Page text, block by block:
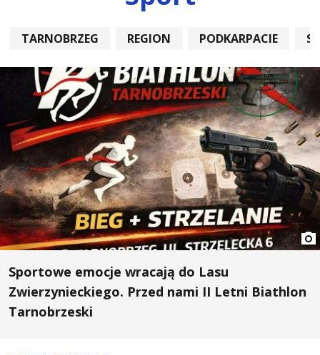
TARNOBRZEG REGION PODKARPACIE
Sportowe emocje wracają do Lasu
Zwierzynieckiego. Przed nami II Letni Biathlon
Tarnobrzeski